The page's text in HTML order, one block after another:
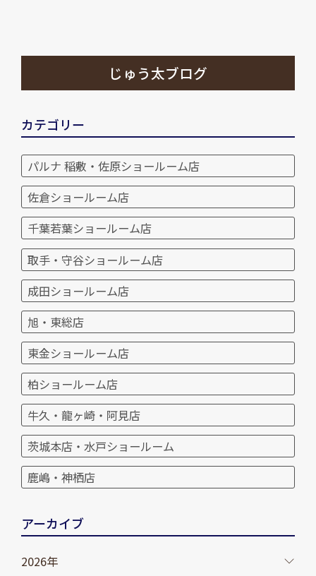
じゅう太ブログ
カテゴリー
パルナ 稲敷・佐原ショールーム店
佐倉ショールーム店
千葉若葉ショールーム店
取手・守谷ショールーム店
成田ショールーム店
旭・東総店
東金ショールーム店
柏ショールーム店
牛久・龍ヶ崎・阿見店
茨城本店・水戸ショールーム
鹿嶋・神栖店
アーカイブ
2026年